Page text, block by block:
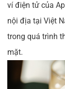
ví điện tử của
nội địa tại Việt
trong quá trình
mặt.